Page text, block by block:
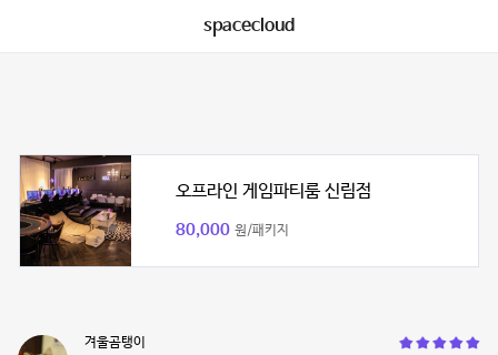
spacecloud
오프라인 게임파티룸 신림점
80,000 원/패키지
겨울곰탱이